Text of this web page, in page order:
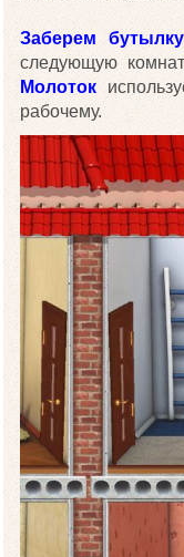
Заберем
следующую
Молоток
рабочему.